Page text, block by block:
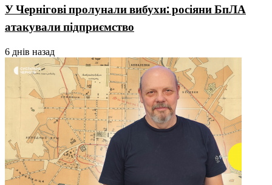
У Чернігові пролунали вибухи: росіяни БпЛА
атакували підприємство
6 днів назад